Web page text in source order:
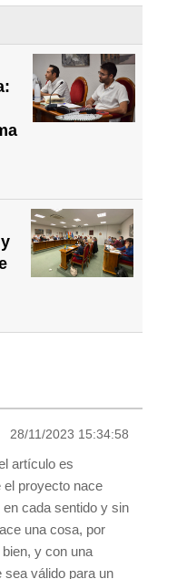
28/11/2023 15:34:58
artículo es
proyecto nace
cada sentido y sin
una cosa, por
y con una
sea válido para un